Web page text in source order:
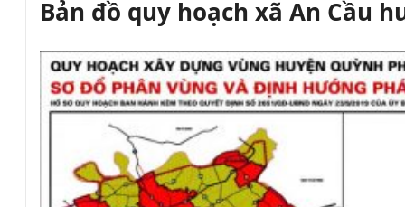
Bản đồ quy hoạch xã An Cầu